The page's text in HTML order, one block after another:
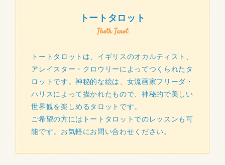
トートタロット
Thoth Tarot
トートタロットは、イギリスのオカルティスト、
アレイスター・クロウリーによってつくられたタ
ロットです。神秘的な絵は、女流画家フリーダ・
ハリスによって描かれたもので、神秘的で美しい
世界観を楽しめるタロットです。
ご希望の方にはトートタロットでのレッスンも可
能です。お気軽にお問い合わせください。